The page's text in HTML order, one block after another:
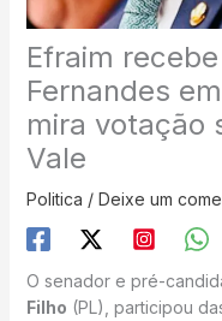
Efraim
Fernandes
mira votação
Vale
Politica / Deixe um
O senador e pré-
Filho (PL), participou